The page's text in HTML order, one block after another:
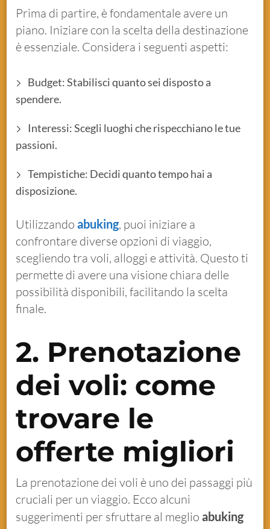
Prima di partire, è fondamentale avere un
piano. Iniziare con la scelta della destinazione
è essenziale. Considera i seguenti aspetti:
Budget: Stabilisci quanto sei disposto a
spendere.
Interessi: Scegli luoghi che rispecchiano le tue
passioni.
Tempistiche: Decidi quanto tempo hai a
disposizione.
Utilizzandoabuking, puoi iniziare a
confrontare diverse opzioni di viaggio,
scegliendo tra voli, alloggi e attività. Questo ti
permette di avere una visione chiara delle
possibilità disponibili, facilitando la scelta
finale.
2. Prenotazione
dei voli: come
trovare le
offerte migliori
La prenotazione dei voli è uno dei passaggi più
cruciali per un viaggio. Ecco alcuni
suggerimenti per sfruttare al meglioabuking